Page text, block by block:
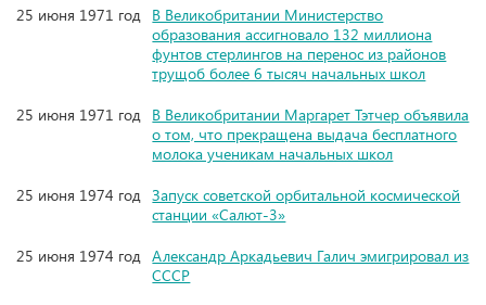
25 июня 1971 год В Великобритании Министерство
образования ассигновало 132 миллиона
фунтов стерлингов на перенос из районов
трущоб более 6 тысяч начальных школ
25 июня 1971 год В Великобритании Маргарет Тэтчер объявила
о том, что прекращена выдача бесплатного
молока ученикам начальных школ
25 июня 1974 год Запуск советской орбитальной космической
станции «Салют-3»
25 июня 1974 год Александр Аркадьевич Галич эмигрировал из
СССР